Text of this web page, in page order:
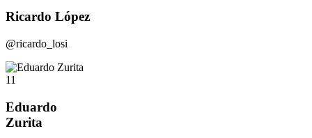
Ricardo López
@ricardo_losi
11
Eduardo
Zurita